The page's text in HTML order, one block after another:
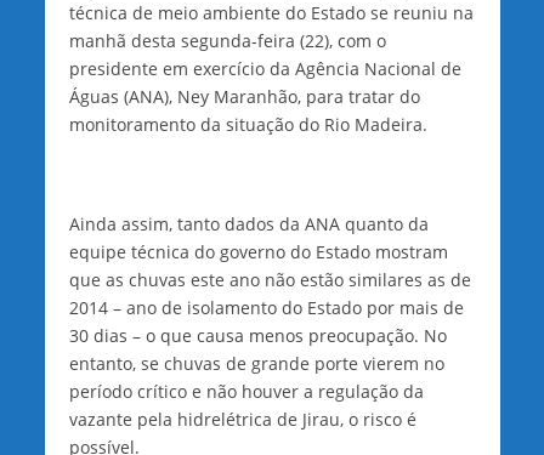
técnica de meio ambiente do Estado se reuniu na
manhã desta segunda-feira (22), com o
presidente em exercício da Agência Nacional de
Águas (ANA), Ney Maranhão, para tratar do
monitoramento da situação do Rio Madeira.
Ainda assim, tanto dados da ANA quanto da
equipe técnica do governo do Estado mostram
que as chuvas este ano não estão similares as de
2014 – ano de isolamento do Estado por mais de
30 dias – o que causa menos preocupação. No
entanto, se chuvas de grande porte vierem no
período crítico e não houver a regulação da
vazante pela hidrelétrica de Jirau, o risco é
possível.